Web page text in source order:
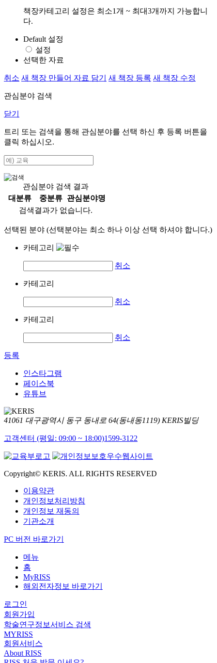
책장카테고리 설정은 최소1개 ~ 최대3개까지 가능합니
다.
Default 설정
설정
선택한 자료
취소 새 책장 만들어 자료 담기 새 책장 등록 새 책장 수정
관심분야 검색
닫기
트리 또는 검색을 통해 관심분야를 선택 하신 후 등록 버튼을
클릭 하십시오.
관심분야 검색 결과
대분류
중분류
관심분야명
검색결과가 없습니다.
선택된 분야 (선택분야는 최소 하나 이상 선택 하셔야 합니다.)
카테고리
취소
카테고리
취소
카테고리
취소
등록
인스타그램
페이스북
유튜브
41061 대구광역시 동구 동내로 64(동내동1119) KERIS빌딩
고객센터 (평일: 09:00 ~ 18:00)1599-3122
Copyright© KERIS. ALL RIGHTS RESERVED
이용약관
개인정보처리방침
개인정보 재동의
기관소개
PC 버전 바로가기
메뉴
홈
MyRISS
해외전자정보 바로가기
로그인
회원가입
학술연구정보서비스 검색
MYRISS
회원서비스
About RISS